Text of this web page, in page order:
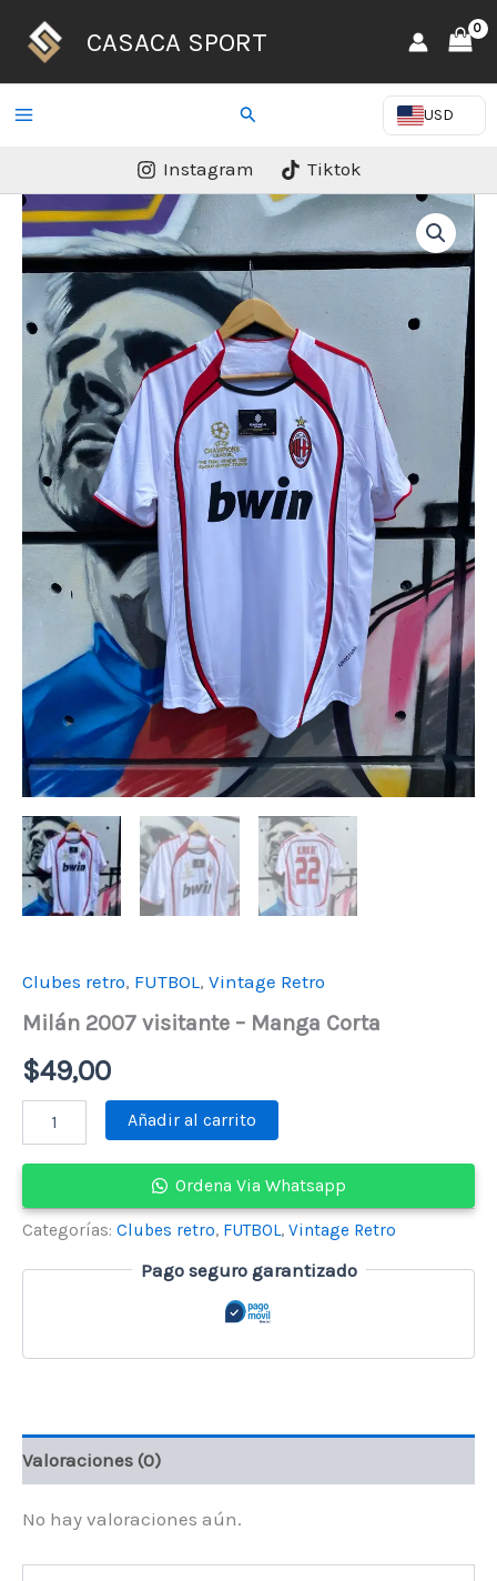
CASACA SPORT
Buscar USD
Instagram Tiktok
Clubes retro, FUTBOL, Vintage Retro
Milán 2007 visitante – Manga Corta
$49,00
2007
Corta
cantidad
Añadir al carrito
Ordena Via Whatsapp
Categorías: Clubes retro, FUTBOL, Vintage Retro
Pago seguro garantizado
Valoraciones (0)
No hay valoraciones aún.